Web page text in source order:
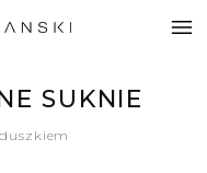
SUKNIE